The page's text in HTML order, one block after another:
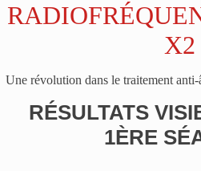
X2
Une révolution dans le traitement
RÉSULTATS
1ÈRE